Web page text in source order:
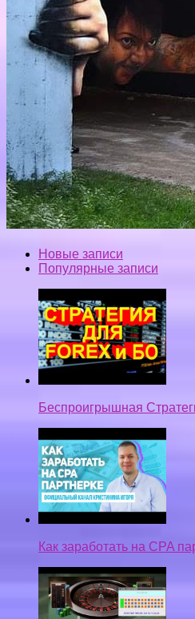
Новые записи
Популярные записи
Беспроигрышная
Как заработать на CPA